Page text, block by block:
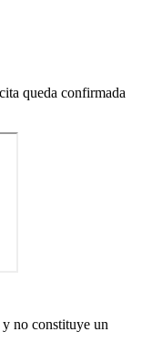
queda confirmada
no constituye un